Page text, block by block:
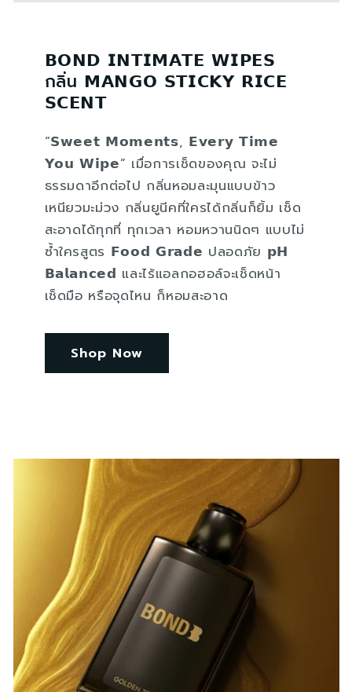
𝗕𝗢𝗡𝗗 𝗜𝗡𝗧𝗜𝗠𝗔𝗧𝗘 𝗪𝗜𝗣𝗘𝗦
กลิ่น 𝗠𝗔𝗡𝗚𝗢 𝗦𝗧𝗜𝗖𝗞𝗬 𝗥𝗜𝗖𝗘
𝗦𝗖𝗘𝗡𝗧
“𝗦𝘄𝗲𝗲𝘁 𝗠𝗼𝗺𝗲𝗻𝘁𝘀, 𝗘𝘃𝗲𝗿𝘆 𝗧𝗶𝗺𝗲
𝗬𝗼𝘂 𝗪𝗶𝗽𝗲” เมื่อการเช็ดของคุณ จะไม่
ธรรมดาอีกต่อไป กลิ่นหอมละมุนแบบข้าว
เหนียวมะม่วง กลิ่นยูนีคที่ใครได้กลิ่นก็ยิ้ม เช็ด
สะอาดได้ทุกที่ ทุกเวลา หอมหวานนิดๆ แบบไม่
ซ้ำใครสูตร 𝗙𝗼𝗼𝗱 𝗚𝗿𝗮𝗱𝗲 ปลอดภัย 𝗽𝗛
𝗕𝗮𝗹𝗮𝗻𝗰𝗲𝗱 และไร้แอลกอฮอล์จะเช็ดหน้า
เช็ดมือ หรือจุดไหน ก็หอมสะอาด ​
Shop Now